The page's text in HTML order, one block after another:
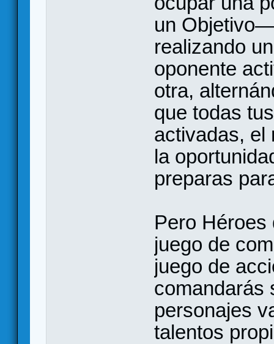
un
realizando
oponente
otra,
que todas
activadas, el
la
preparas
Pero
juego de
juego de
comandarás
personajes
talentos